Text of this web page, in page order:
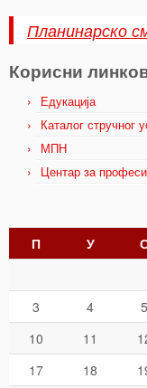
Планинарско
Корисни
Едукација
Каталог стручног
МПН
Центар за
П У
3
4 5
10
11
17
18